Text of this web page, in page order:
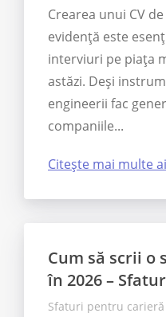
Crearea unui CV
evidență este
interviuri pe piața
astăzi. Deși
engineerii fac
companiile...
Citește mai multe
Cum să scrii o
în 2026 –
Sfaturi pentru carieră